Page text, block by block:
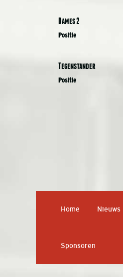
Dames 2
Positie
Tegenstander
Positie
Home Nieuws
Sponsoren